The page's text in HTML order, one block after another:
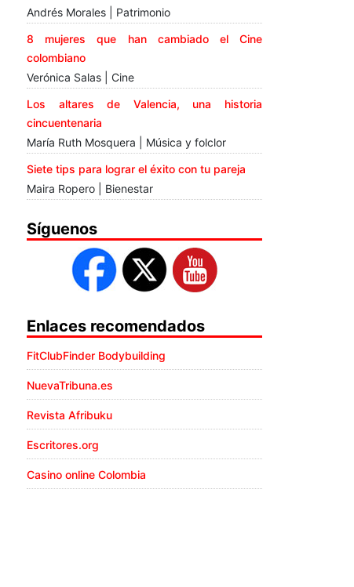
Andrés Morales | Patrimonio
8 mujeres que han cambiado el Cine
colombiano
Verónica Salas | Cine
Los altares de Valencia, una historia
cincuentenaria
María Ruth Mosquera | Música y folclor
Siete tips para lograr el éxito con tu pareja
Maira Ropero | Bienestar
Síguenos
Enlaces recomendados
FitClubFinder Bodybuilding
NuevaTribuna.es
Revista Afribuku
Escritores.org
Casino online Colombia